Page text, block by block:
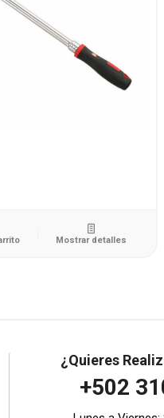
Mostrar detalles
¿Quieres
+502